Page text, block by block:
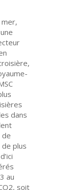
mer,
dans
de
plus
au
soit